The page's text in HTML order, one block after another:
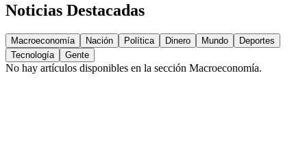
Noticias Destacadas
Macroeconomía Nación Política Dinero Mundo
Deportes
Tecnología
Gente
No hay artículos disponibles en la sección Macroeconomía.